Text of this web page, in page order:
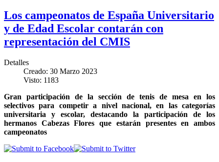
Los campeonatos de España Universitario
y de Edad Escolar contarán con
representación del CMIS
Detalles
Creado: 30 Marzo 2023
Visto: 1183
Gran participación de la sección de tenis de mesa en los
selectivos para competir a nivel nacional, en las categorías
universitaria y escolar, destacando la participación de los
hermanos Cabezas Flores que estarán presentes en ambos
campeonatos